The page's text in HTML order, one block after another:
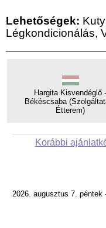
Lehetőségek:
Légkondicionálás,
Hargita Kisvendéglő -
Békéscsaba
Étterem)
Korábbi
2026. augusztus 7. péntek